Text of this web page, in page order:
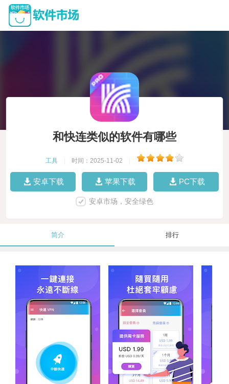
和快连类似的软件有哪些
工具 时间：2025-11-02
安卓下载 苹果下载 PC下载
安卓市场，安全绿色
简介 排行